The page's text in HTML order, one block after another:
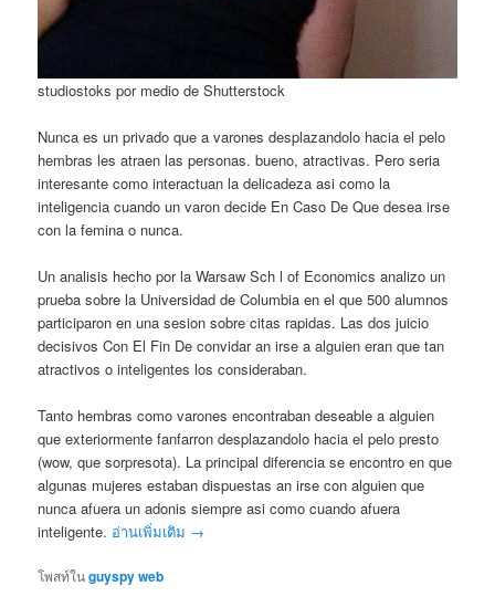
studiostoks por medio de Shutterstock
Nunca es un privado que a varones desplazandolo hacia el pelo
hembras les atraen las personas. bueno, atractivas. Pero seria
interesante como interactuan la delicadeza asi como la
inteligencia cuando un varon decide En Caso De Que desea irse
con la femina o nunca.
Un analisis hecho por la Warsaw Sch l of Economics analizo un
prueba sobre la Universidad de Columbia en el que 500 alumnos
participaron en una sesion sobre citas rapidas. Las dos juicio
decisivos Con El Fin De convidar an irse a alguien eran que tan
atractivos o inteligentes los consideraban.
Tanto hembras como varones encontraban deseable a alguien
que exteriormente fanfarron desplazandolo hacia el pelo presto
(wow, que sorpresota). La principal diferencia se encontro en que
algunas mujeres estaban dispuestas an irse con alguien que
nunca afuera un adonis siempre asi como cuando afuera
inteligente. อ่านเพิ่มเติม →
โพสท์ในguyspy web